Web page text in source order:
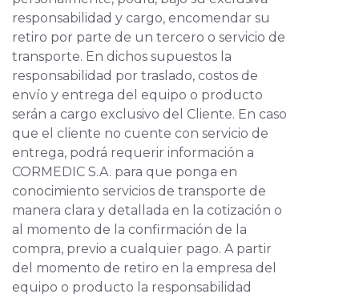
responsabilidad y cargo, encomendar su
retiro por parte de un tercero o servicio de
transporte. En dichos supuestos la
responsabilidad por traslado, costos de
envío y entrega del equipo o producto
serán a cargo exclusivo del Cliente. En caso
que el cliente no cuente con servicio de
entrega, podrá requerir información a
CORMEDIC S.A. para que ponga en
conocimiento servicios de transporte de
manera clara y detallada en la cotización o
al momento de la confirmación de la
compra, previo a cualquier pago. A partir
del momento de retiro en la empresa del
equipo o producto la responsabilidad